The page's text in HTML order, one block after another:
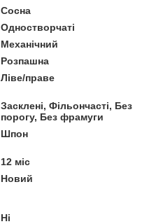
Сосна
Одностворчаті
Механічний
Розпашна
Ліве/праве
Засклені, Фільончасті, Без
порогу, Без фрамуги
Шпон
12 міс
Новий
Ні